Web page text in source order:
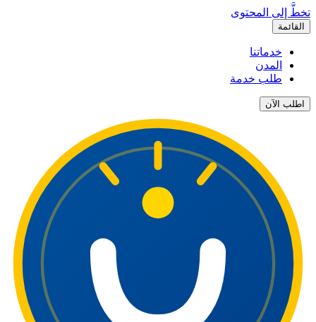
تخطَّ إلى المحتوى
القائمة
خدماتنا
المدن
طلب خدمة
اطلب الآن